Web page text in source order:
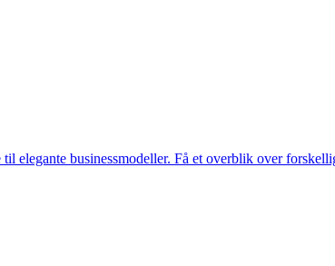
businessmodeller. Få et overblik over